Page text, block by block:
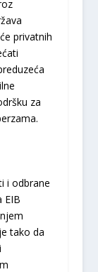
privatnih
za
i odbrane
EIB
tako da